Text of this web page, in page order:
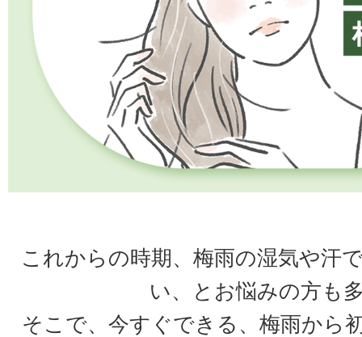
これからの時期、梅雨の湿気や汗
い、とお悩みの方も
そこで、今すぐできる、梅雨から